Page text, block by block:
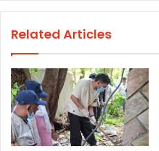
Related Articles